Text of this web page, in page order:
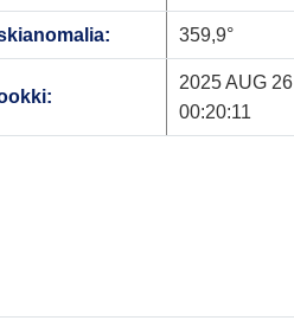
359,9°
2025 AUG 26
00:20:11